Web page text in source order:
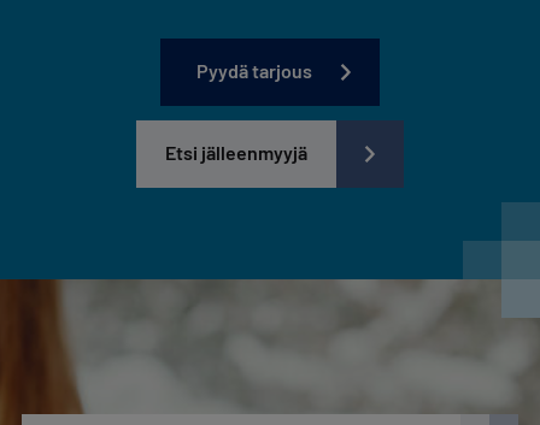
Pyydä tarjous
Etsi jälleenmyyjä